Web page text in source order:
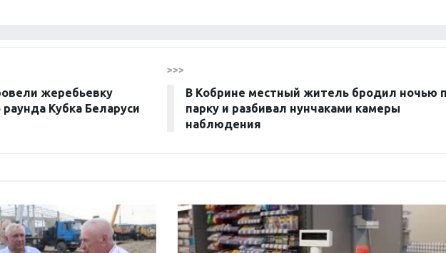
жеребьевку
Кубка Беларуси
>>>
В Кобрине местный житель бродил ночью
парку и разбивал нунчаками камеры
наблюдения